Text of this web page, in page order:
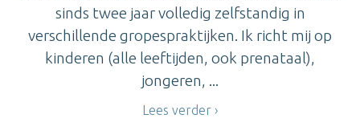
sinds twee jaar volledig zelfstandig in
verschillende gropespraktijken. Ik richt mij op
kinderen (alle leeftijden, ook prenataal),
jongeren, ...
Lees verder